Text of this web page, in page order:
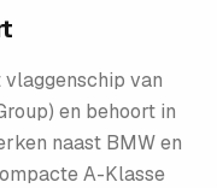
van
en behoort in
naast BMW en
A-Klasse